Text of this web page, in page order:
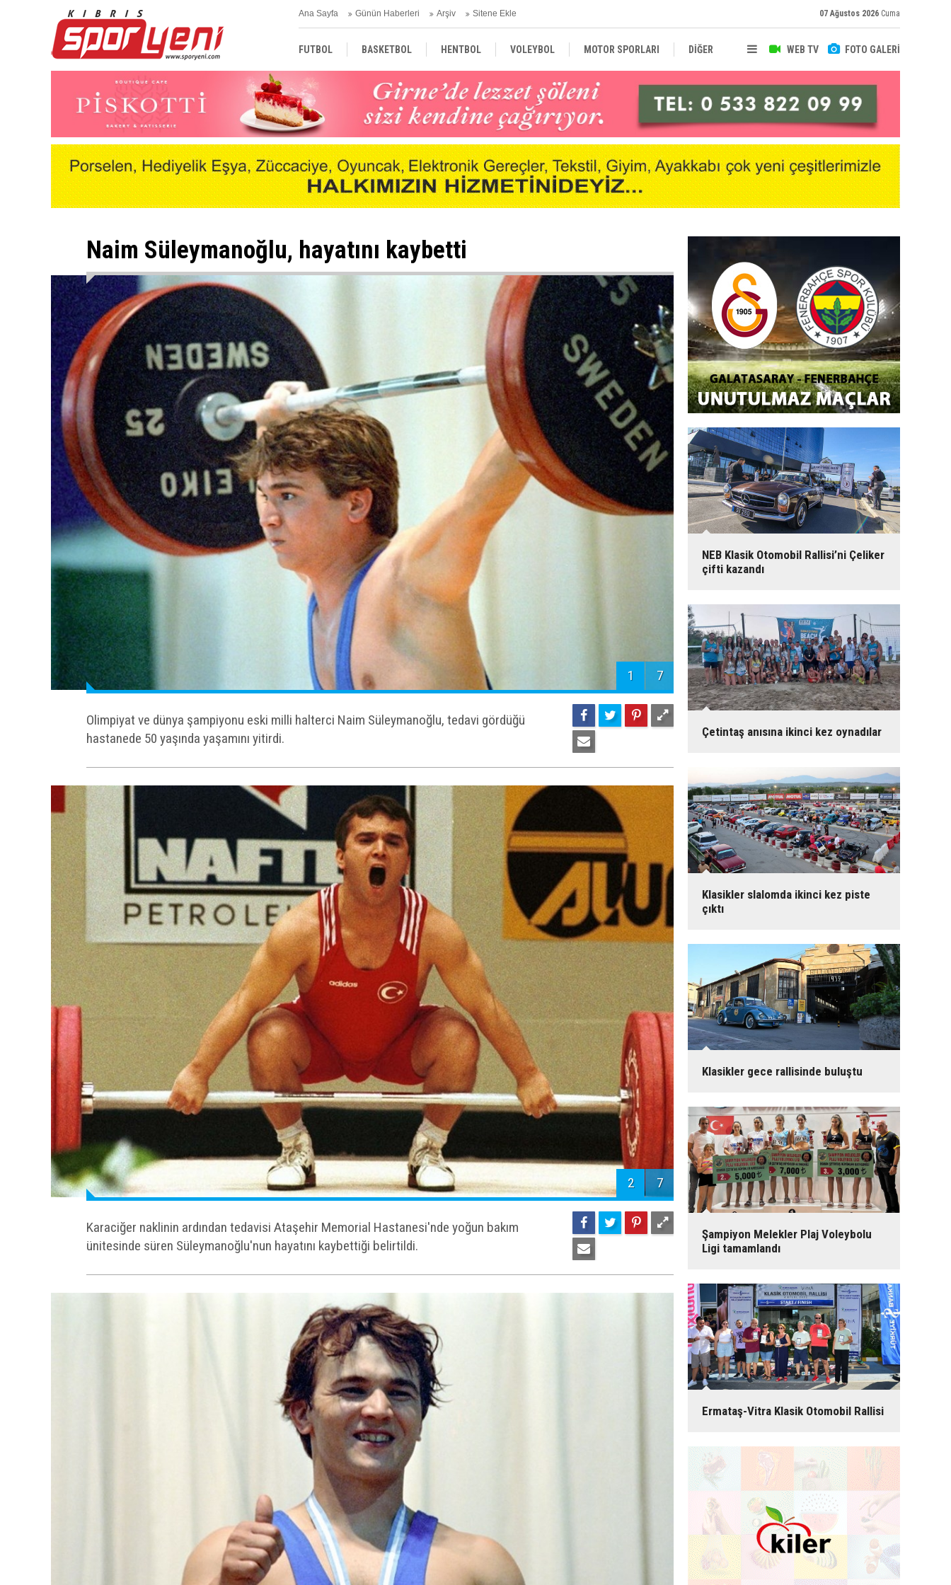
Ana Sayfa Günün Haberleri Arşiv Sitene Ekle 07 Ağustos 2026 Cuma
WEB TV FOTO GALERİ
FUTBOL BASKETBOL HENTBOL VOLEYBOL MOTOR SPORLARI DİĞER
GAZETELER DÜNYA
Naim Süleymanoğlu, hayatını kaybetti
1 7
Olimpiyat ve dünya şampiyonu eski milli halterci Naim Süleymanoğlu, tedavi gördüğü
hastanede 50 yaşında yaşamını yitirdi.
2 7
Karaciğer naklinin ardından tedavisi Ataşehir Memorial Hastanesi'nde yoğun bakım
ünitesinde süren Süleymanoğlu'nun hayatını kaybettiği belirtildi.
NEB Klasik Otomobil Rallisi’ni Çeliker
çifti kazandı
Çetintaş anısına ikinci kez oynadılar
Klasikler slalomda ikinci kez piste
çıktı
Klasikler gece rallisinde buluştu
Şampiyon Melekler Plaj Voleybolu
Ligi tamamlandı
Ermataş-Vitra Klasik Otomobil Rallisi